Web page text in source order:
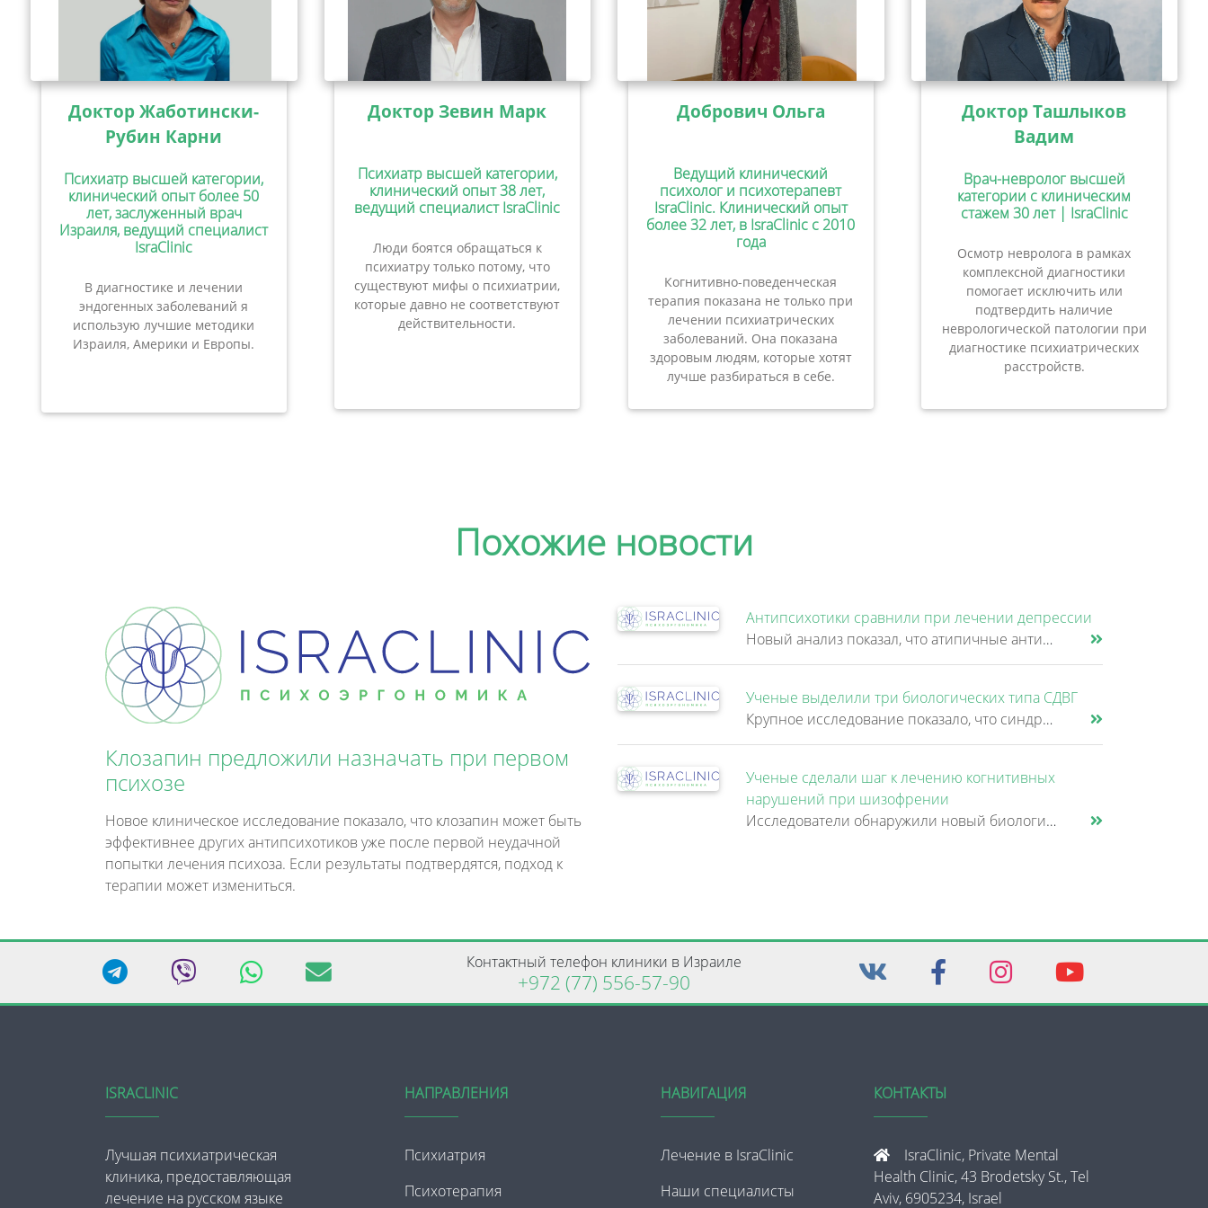
Доктор Жаботински-
Рубин Карни
Психиатр высшей категории,
клинический опыт более 50
лет, заслуженный врач
Израиля, ведущий специалист
IsraClinic
В диагностике и лечении
эндогенных заболеваний я
использую лучшие методики
Израиля, Америки и Европы.
Доктор Зевин Марк
Психиатр высшей категории,
клинический опыт 38 лет,
ведущий специалист IsraClinic
Люди боятся обращаться к
психиатру только потому, что
существуют мифы о психиатрии,
которые давно не соответствуют
действительности.
Добрович Ольга
Ведущий клинический
психолог и психотерапевт
IsraClinic. Клинический опыт
более 32 лет, в IsraClinic с 2010
года
Когнитивно-поведенческая
терапия показана не только при
лечении психиатрических
заболеваний. Она показана
здоровым людям, которые хотят
лучше разбираться в себе.
Доктор Ташлыков
Вадим
Врач-невролог высшей
категории с клиническим
стажем 30 лет | IsraClinic
Осмотр невролога в рамках
комплексной диагностики
помогает исключить или
подтвердить наличие
неврологической патологии при
диагностике психиатрических
расстройств.
Похожие новости
Клозапин предложили назначать при первом
психозе
Новое клиническое исследование показало, что клозапин может быть
эффективнее других антипсихотиков уже после первой неудачной
попытки лечения психоза. Если результаты подтвердятся, подход к
терапии может измениться.
Антипсихотики сравнили при лечении депрессии
Новый анализ показал, что атипичные антипсихотики, которые иногда добавляют к антидепрессантам при большом депрессивном......
Ученые выделили три биологических типа СДВГ
Крупное исследование показало, что синдром дефицита внимания и гиперактивности (СДВГ) может включать не два, а три биоло......
Ученые сделали шаг к лечению когнитивных
нарушений при шизофрении
Исследователи обнаружили новый биологический механизм, который может быть связан с нарушением памяти и внимания при шизо......
Контактный телефон клиники в Израиле
+972 (77) 556-57-90
ISRACLINIC
Лучшая психиатрическая
клиника, предоставляющая
лечение на русском языке
НАПРАВЛЕНИЯ
Психиатрия
Психотерапия
НАВИГАЦИЯ
Лечение в IsraClinic
Наши специалисты
КОНТАКТЫ
IsraClinic, Private Mental
Health Clinic, 43 Brodetsky St., Tel
Aviv, 6905234, Israel